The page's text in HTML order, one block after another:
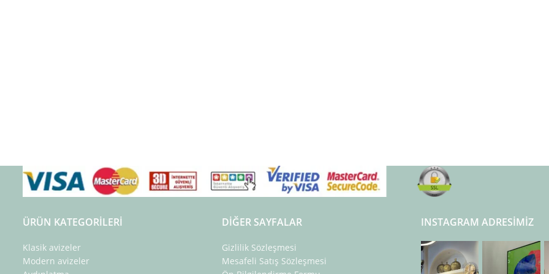
ÜRÜN KATEGORILERI
Klasik avizeler
Modern avizeler
DIĞER SAYFALAR
Gizlilik Sözleşmesi
Mesafeli Satış Sözleşmesi
INSTAGRAM ADRESIMIZ